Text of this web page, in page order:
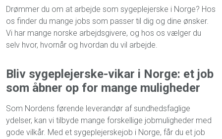
Drømmer du om at arbejde som sygeplejerske i Norge? Hos
os finder du mange jobs som passer til dig og dine ønsker.
Vi har mange norske arbejdsgivere, og hos os vælger du
selv hvor, hvornår og hvordan du vil arbejde.
Bliv sygeplejerske-vikar i Norge: et job
som åbner op for mange muligheder
Som Nordens førende leverandør af sundhedsfaglige
ydelser, kan vi tilbyde mange forskellige jobmuligheder med
gode vilkår. Med et sygeplejerskejob i Norge, får du et job